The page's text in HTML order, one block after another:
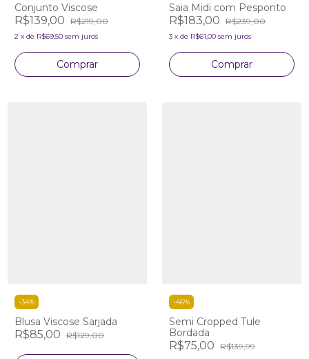
Conjunto Viscose
R$139,00 R$219,00
2 x de R$69,50 sem juros
Comprar
Saia Midi com Pesponto
R$183,00 R$239,00
3 x de R$61,00 sem juros
Comprar
-34%
Blusa Viscose Sarjada
R$85,00 R$129,00
-46%
Semi Cropped Tule
Bordada
R$75,00 R$139,99